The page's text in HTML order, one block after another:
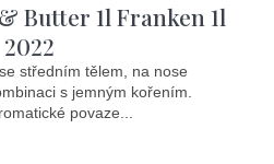
Butter 1l Franken 1l
2022
středním tělem, na nose
s jemným kořením.
povaze...